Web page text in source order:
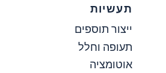
תעשיות
ייצור תוספים
תעופה וחלל
אוטומציה